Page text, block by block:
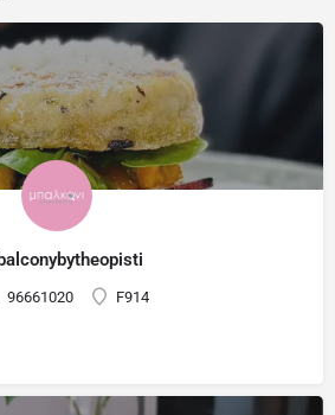
balconybytheopisti
96661020 F914